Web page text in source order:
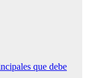
que debe